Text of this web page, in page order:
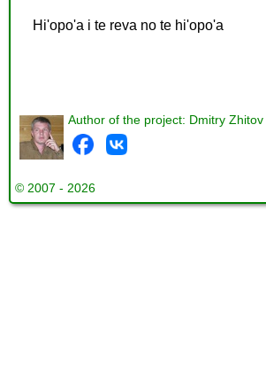
Hi'opo'a i te reva no te hi'opo'a
Author of the project: Dmitry Zhitov
© 2007 - 2026